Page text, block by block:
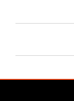
PRODUITS